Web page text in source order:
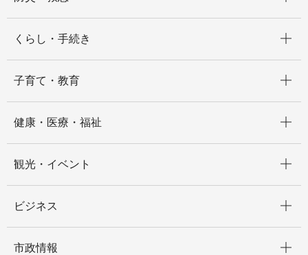
くらし・手続き
子育て・教育
健康・医療・福祉
観光・イベント
ビジネス
市政情報